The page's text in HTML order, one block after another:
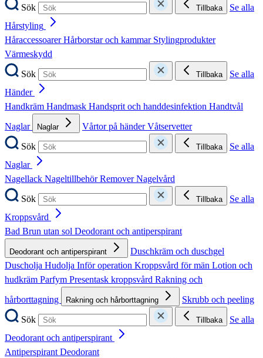
Sök
Tillbaka
Se alla
Hårstyling
HåraccessoarerHårborstar och kammar Stylingprodukter
Värmeskydd
Sök
Tillbaka
Se alla
Händer
Handkräm Handmask Handsprit och handdesinfektion Handtvål
Naglar
Naglar Vårtor på händerVåtservetter
Sök
Tillbaka
Se alla
Naglar
Nagellack NageltillbehörRemoverNagelvård
Sök
Tillbaka
Se alla
Kroppsvård
Bad Brun utan sol Deodorant och antiperspirant
Deodorant och antiperspirant
Duschkräm och duschgel
Duscholja Hudolja Inför operation Kroppsvård för män Lotion och
hudkräm Parfym Presentask kroppsvård Rakning och
hårborttagning
Rakning och hårborttagning
Skrubb och peeling
Sök
Tillbaka
Se alla
Deodorant och antiperspirant
AntiperspirantDeodorant